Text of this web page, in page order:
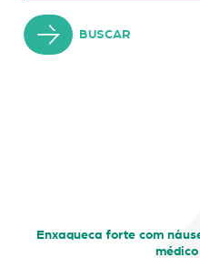
BUSCAR
Enxaqueca forte com